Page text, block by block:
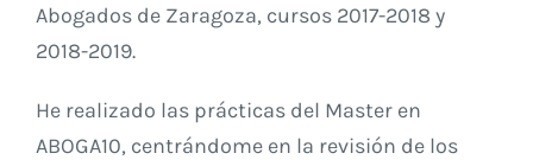
Abogados de Zaragoza, cursos 2017-2018 y
2018-2019.
He realizado las prácticas del Master en
ABOGA10, centrándome en la revisión de los